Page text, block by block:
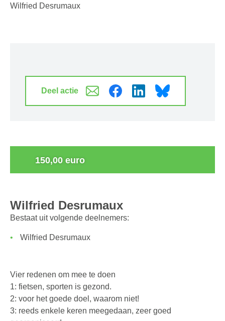
Wilfried Desrumaux
Deel actie
150,00 euro
Wilfried Desrumaux
Bestaat uit volgende deelnemers:
Wilfried Desrumaux
Vier redenen om mee te doen
1: fietsen, sporten is gezond.
2: voor het goede doel, waarom niet!
3: reeds enkele keren meegedaan, zeer goed